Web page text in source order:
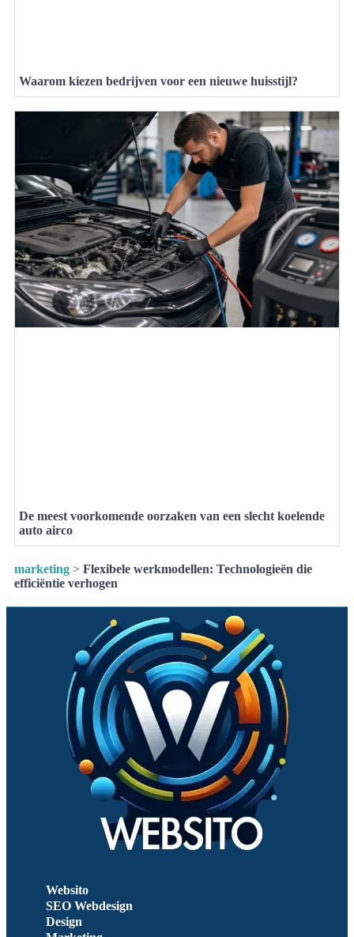
Waarom kiezen bedrijven voor een nieuwe huisstijl?
De meest voorkomende oorzaken van een slecht koelende
auto airco
marketing > Flexibele werkmodellen: Technologieën die
efficiëntie verhogen
Websito
SEO Webdesign
Design